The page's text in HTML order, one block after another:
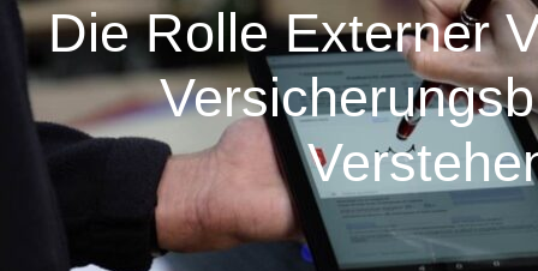
Die Rolle Externer